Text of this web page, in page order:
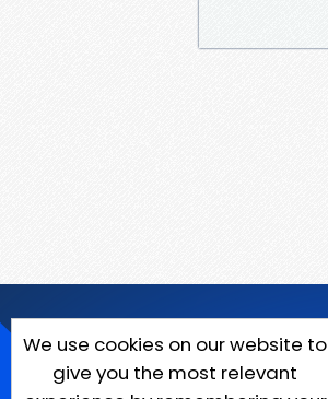
We use cookies on our website to
give you the most relevant